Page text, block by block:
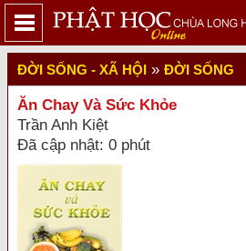
ĐỜI SỐNG - XÃ HỘI » ĐỜI SỐNG
Ăn Chay Và Sức Khỏe
Trần Anh Kiệt
Đã cập nhật: 0 phút